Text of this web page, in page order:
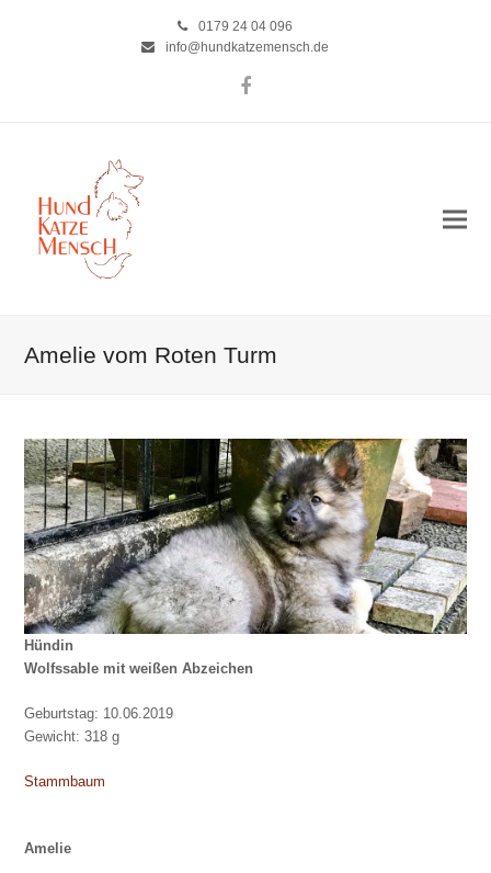
0179 24 04 096
info@hundkatzemensch.de
Facebook
Amelie vom Roten Turm
Hündin
Wolfssable mit weißen Abzeichen
Geburtstag: 10.06.2019
Gewicht: 318 g
Stammbaum
Amelie